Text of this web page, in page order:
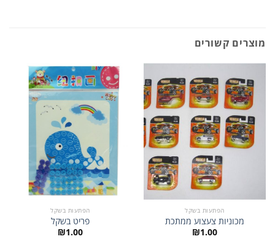
מוצרים קשורים
הפתעות בשקל
מכוניות צעצוע ממתכת
₪1.00
הפתעות בשקל
פריט בשקל
₪1.00